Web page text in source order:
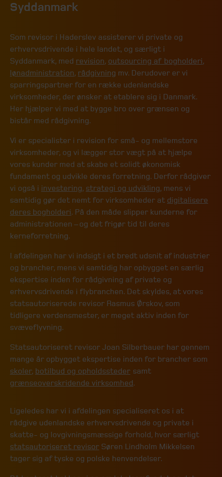
Syddanmark
Som revisor i Haderslev assisterer vi private og
erhvervsdrivende i hele landet, og særligt i
Syddanmark, med revision, outsourcing af bogholderi,
lønadministration, rådgivning mv. Derudover er vi
sparringspartner for en række udenlandske
virksomheder, der ønsker at etablere sig i Danmark.
Her hjælper vi med at bygge bro over grænsen og
bistår med rådgivning.
Vi er specialister i revision for små- og mellemstore
virksomheder, og vi lægger stor vægt på at hjælpe
vores kunder med at skabe et solidt økonomisk
fundament og udvikle deres forretning. Derfor rådgiver
vi også i investering, strategi og udvikling, mens vi
samtidig gør det nemt for virksomheder at digitalisere
deres bogholderi. På den måde slipper kunderne for
administrationen – og det frigør tid til deres
kerneforretning.
I afdelingen har vi indsigt i et bredt udsnit af industrier
og brancher, mens vi samtidig har opbygget en særlig
ekspertise inden for rådgivning af private og
erhvervsdrivende i flybranchen. Det skyldes, at vores
statsautoriserede revisor Rasmus Ørskov, som
tidligere verdensmester, er meget aktiv inden for
svæveflyvning.
Statsautoriseret revisor Joan Silberbauer har gennem
mange år opbygget ekspertise inden for brancher som
skoler, botilbud og opholdssteder samt
grænseoverskridende virksomhed.
Ligeledes har vi i afdelingen specialiseret os i at
rådgive udenlandske erhvervsdrivende og private i
skatte- og lovgivningsmæssige forhold, hvor særligt
statsautoriseret revisor Søren Lindholm Mikkelsen
tager sig af tyske og polske henvendelser.